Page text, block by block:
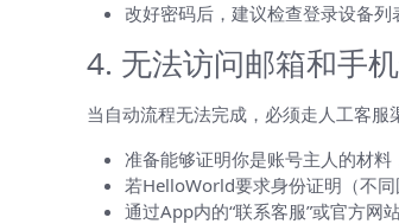
改好密码后，建议检查登录设备列
4. 无法访问邮箱和手
当自动流程无法完成，必须走人工客服
准备能够证明你是账号主人的材
若HelloWorld要求身份证明（不同
通过App内的“联系客服”或官方网